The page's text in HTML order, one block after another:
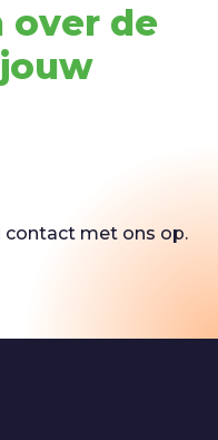
over de
contact met ons op.